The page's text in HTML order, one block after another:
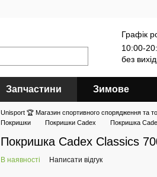
Графік
10:00-
без
Запчастини Зимове
Unisport 🏆 Магазин спортивного спорядження та
Покришки
Покришки Cadex Покришка
Покришка Cadex Classics
В наявності Написати відгук